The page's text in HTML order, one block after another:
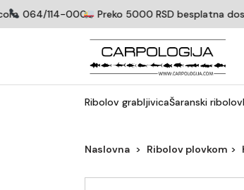
064/114-0005Preko 5000 RSD besplatna
Ribolov grabljivicaŠaranski ribolov
Naslovna Ribolov plovkom